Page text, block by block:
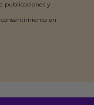
publicaciones y
consentimiento en
ejercer tus